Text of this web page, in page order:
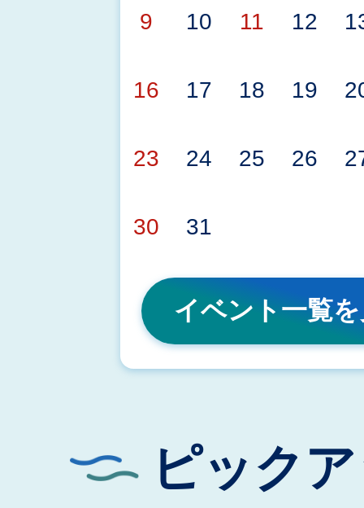
令和8年度泉佐野市出会い
委託にかかる採択者の決定
2026年07月31日
広報いずみさの さのらん
9 10 11 12
16 17 18 19
23 24 25 26
30 31
イベント一覧
ピック